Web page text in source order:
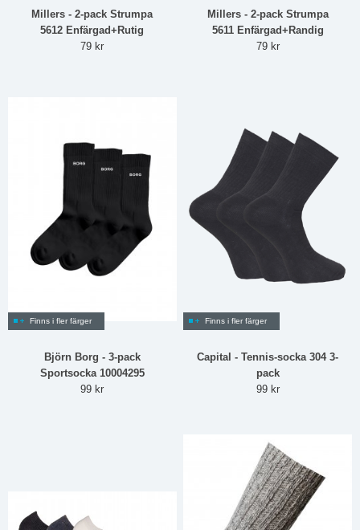
Millers - 2-pack Strumpa
5612 Enfärgad+Rutig
79 kr
Millers - 2-pack Strumpa
5611 Enfärgad+Randig
79 kr
Finns i fler färger
Björn Borg - 3-pack
Sportsocka 10004295
99 kr
Finns i fler färger
Capital - Tennis-socka 304 3-
pack
99 kr